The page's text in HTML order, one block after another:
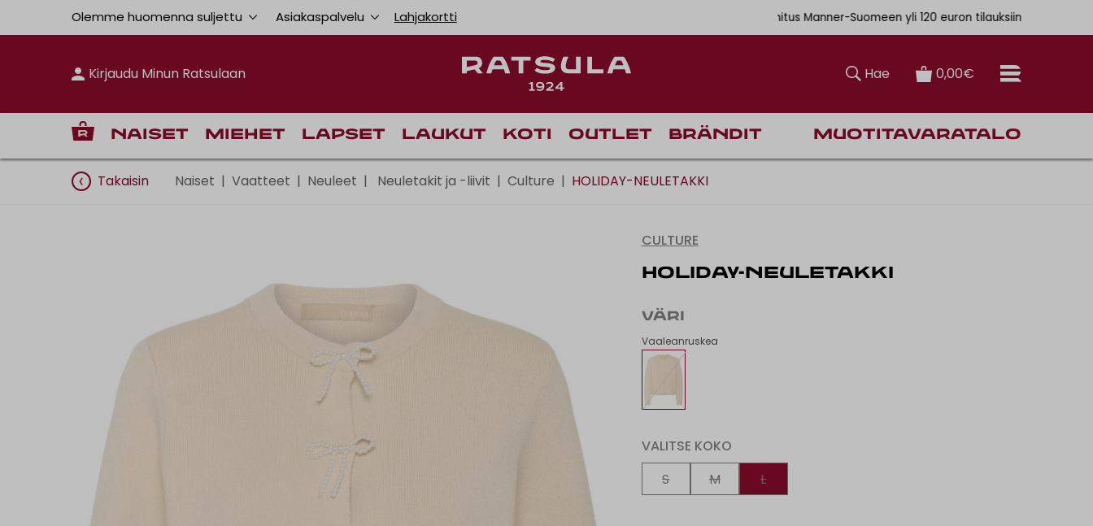
Olemme huomenna suljettu Asiakaspalvelu Lahjakortti Ilmainen toimitus Manner-Suomeen yli 120 euron tilauksiin
Kirjaudu Minun Ratsulaan Hae 0,00€
Naiset Miehet Lapset Laukut Koti Outlet Brändit Muotitavaratalo
Takaisin Naiset | Vaatteet | Neuleet | Neuletakit ja -liivit | Culture | HOLIDAY-NEULETAKKI
CULTURE
HOLIDAY-NEULETAKKI
VÄRI
Vaaleanruskea
VALITSE KOKO
S
M L